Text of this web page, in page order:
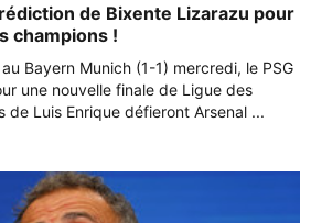
de Bixente Lizarazu pour
champions !
Bayern Munich (1-1) mercredi, le PSG
une nouvelle finale de Ligue des
de Luis Enrique défieront Arsenal ...